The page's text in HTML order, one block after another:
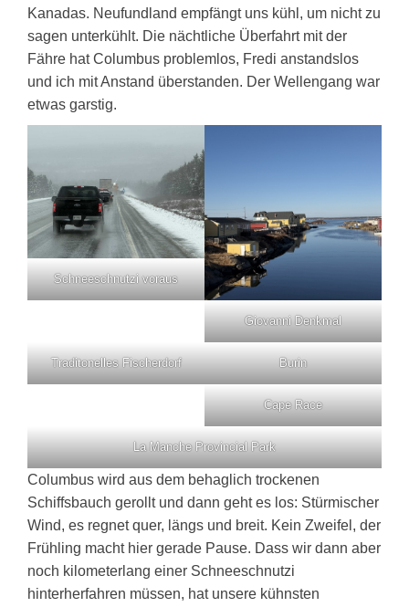
Kanadas. Neufundland empfängt uns kühl, um nicht zu
sagen unterkühlt. Die nächtliche Überfahrt mit der
Fähre hat Columbus problemlos, Fredi anstandslos
und ich mit Anstand überstanden. Der Wellengang war
etwas garstig.
Schneeschnutzi voraus
Giovanni Denkmal
Traditonelles Fischerdorf Burin
Cape Race
La Manche Provincial Park
Columbus wird aus dem behaglich trockenen
Schiffsbauch gerollt und dann geht es los: Stürmischer
Wind, es regnet quer, längs und breit. Kein Zweifel, der
Frühling macht hier gerade Pause. Dass wir dann aber
noch kilometerlang einer Schneeschnutzi
hinterherfahren müssen, hat unsere kühnsten